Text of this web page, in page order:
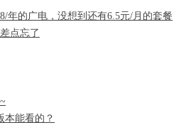
年的广电，没想到还有6.5元/月的套餐
点忘了
本能看的？